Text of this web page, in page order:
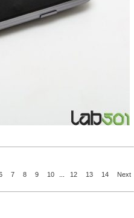
7 8 9 10 12 13 14 Next